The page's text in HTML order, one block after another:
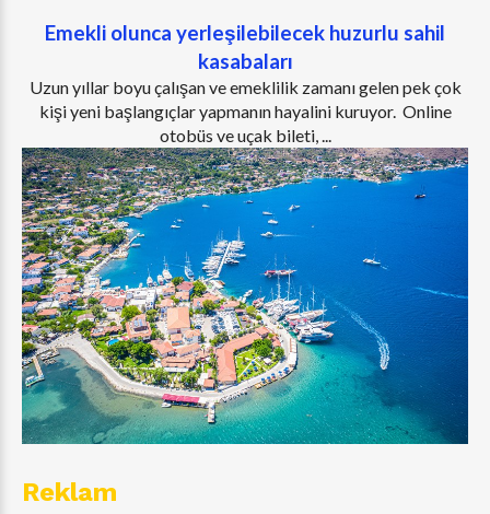
Emekli olunca yerleşilebilecek huzurlu sahil
kasabaları
Uzun yıllar boyu çalışan ve emeklilik zamanı gelen pek çok
kişi yeni başlangıçlar yapmanın hayalini kuruyor. Online
otobüs ve uçak bileti, ...
Reklam